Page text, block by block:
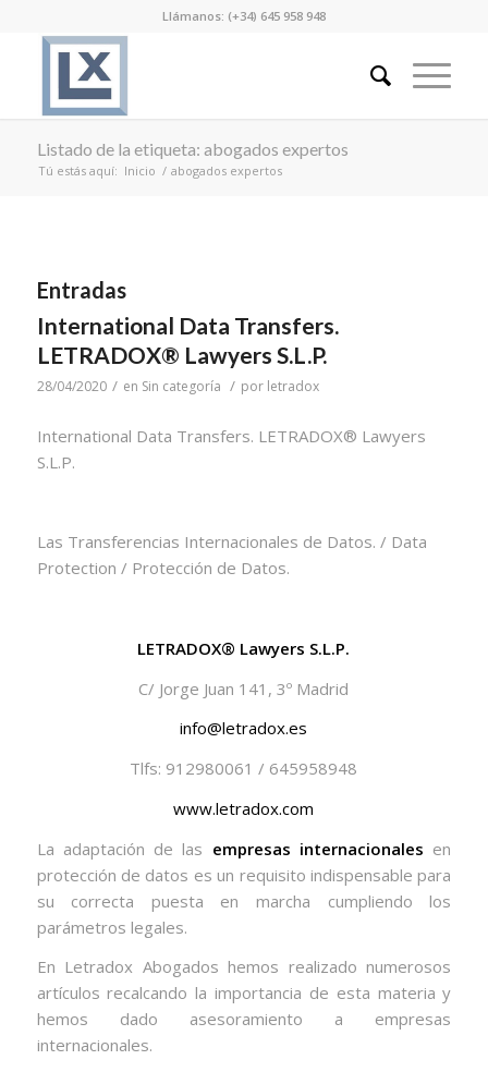
Llámanos: (+34) 645 958 948
Listado de la etiqueta: abogados expertos
Tú estás aquí: Inicio / abogados expertos
Entradas
International Data Transfers.
LETRADOX® Lawyers S.L.P.
28/04/2020 / en Sin categoría / por letradox
International Data Transfers. LETRADOX® Lawyers
S.L.P.
Las Transferencias Internacionales de Datos. / Data
Protection / Protección de Datos.
LETRADOX® Lawyers S.L.P.
C/ Jorge Juan 141, 3º Madrid
info@letradox.es
Tlfs: 912980061 / 645958948
www.letradox.com
La adaptación de las empresas internacionales en
protección de datos es un requisito indispensable para
su correcta puesta en marcha cumpliendo los
parámetros legales.
En Letradox Abogados hemos realizado numerosos
artículos recalcando la importancia de esta materia y
hemos dado asesoramiento a empresas
internacionales.